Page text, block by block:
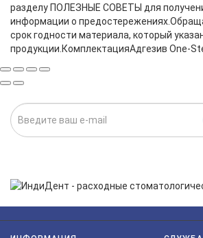
разделу ПОЛЕЗНЫЕ CОВЕТЫ для
информации о
срок годности материала, который
продукции.КомплектацияАдгезив One-